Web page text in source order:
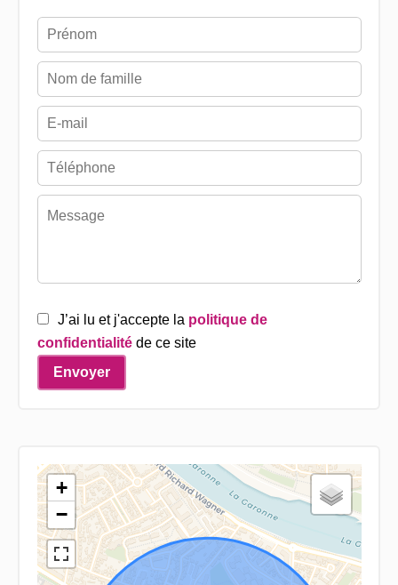
J’ai lu et j'accepte la politique de
confidentialitéde ce site
Envoyer
+
−